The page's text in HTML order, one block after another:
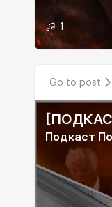
1
Go to post
Подкаст